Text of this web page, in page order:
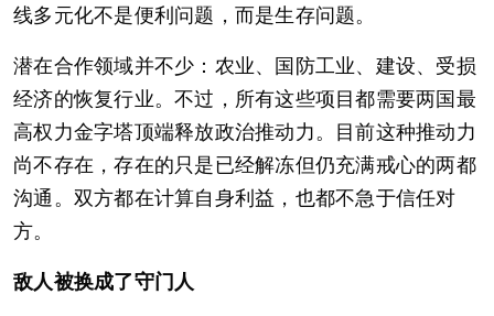
线多元化不是便利问题，而是生存问题。
潜在合作领域并不少：农业、国防工业、建设、受损
经济的恢复行业。不过，所有这些项目都需要两国最
高权力金字塔顶端释放政治推动力。目前这种推动力
尚不存在，存在的只是已经解冻但仍充满戒心的两都
沟通。双方都在计算自身利益，也都不急于信任对
方。
敌人被换成了守门人